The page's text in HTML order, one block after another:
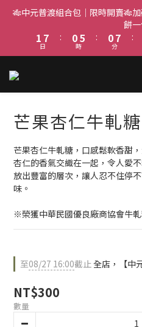
🎋中元普渡組合包｜限時開賣🎋
餅
3
1
0
9
7
6
3
1
0
日
:
2
0
7
5
4
1
時
:
2
0
9
7
6
3
1
0
分
:
芒果杏仁牛軋
芒果杏仁牛軋糖，口感鬆軟香甜
杏仁的香氣交織在一起，令人愛
放出豐富的層次，讓人忍不住停
味。
※榮獲中華民國優良廠商協會牛
至08/27 16:00截止全店，【中
NT$300
數量